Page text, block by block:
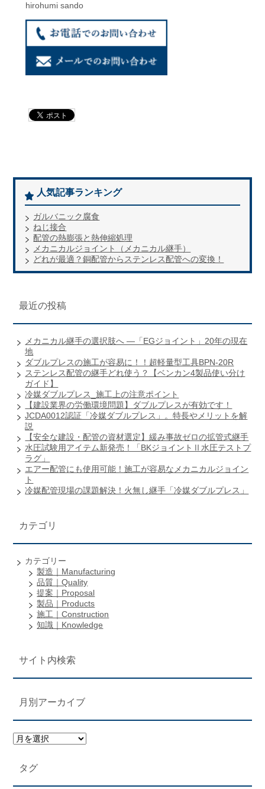
hirohumi sando
人気記事ランキング
ガルバニック腐食
ねじ接合
配管の熱膨張と熱伸縮処理
メカニカルジョイント（メカニカル継手）
どれが最適？銅配管からステンレス配管への変換！
最近の投稿
メカニカル継手の選択肢へ ―「EGジョイント」20年の現在
地
ダブルプレスの施工が容易に！！超軽量型工具BPN-20R
ステンレス配管の継手どれ使う？【ベンカン4製品使い分け
ガイド】
冷媒ダブルプレス_施工上の注意ポイント
【建設業界の労働環境問題】ダブルプレスが有効です！
JCDA0012認証「冷媒ダブルプレス」。特長やメリットを解
説
【安全な建設・配管の資材選定】緩み事故ゼロの拡管式継手
水圧試験用アイテム新発売！「BKジョイントⅡ水圧テストプ
ラグ」
エアー配管にも使用可能！施工が容易なメカニカルジョイン
ト
冷媒配管現場の課題解決！火無し継手「冷媒ダブルプレス」
カテゴリ
カテゴリー
製造｜Manufacturing
品質｜Quality
提案｜Proposal
製品｜Products
施工｜Construction
知識｜Knowledge
サイト内検索
月別アーカイブ
タグ